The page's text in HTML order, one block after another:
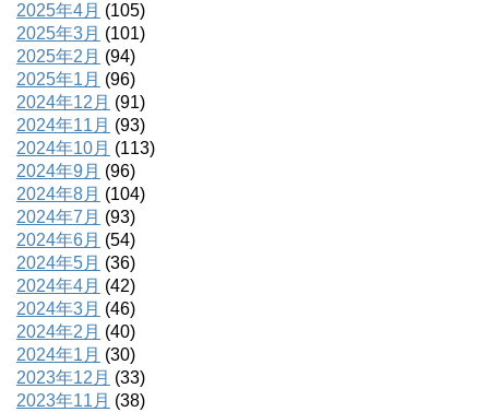
2025年4月 (105)
2025年3月 (101)
2025年2月 (94)
2025年1月 (96)
2024年12月 (91)
2024年11月 (93)
2024年10月 (113)
2024年9月 (96)
2024年8月 (104)
2024年7月 (93)
2024年6月 (54)
2024年5月 (36)
2024年4月 (42)
2024年3月 (46)
2024年2月 (40)
2024年1月 (30)
2023年12月 (33)
2023年11月 (38)